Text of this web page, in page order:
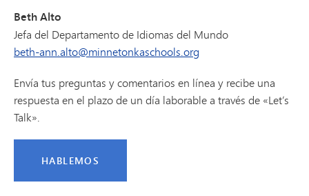
Beth Alto
Jefa del Departamento de Idiomas del Mundo
beth-ann.alto@minnetonkaschools.org
Envía tus preguntas y comentarios en línea y recibe una
respuesta en el plazo de un día laborable a través de «Let’s
Talk».
HABLEMOS